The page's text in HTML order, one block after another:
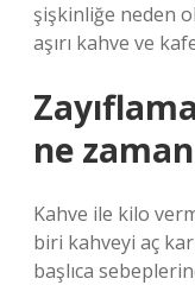
şişkinliğe neden
aşırı kahve ve
ne
Kahve ile kilo
biri kahveyi aç
başlıca